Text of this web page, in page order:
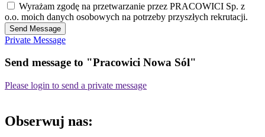
Wyrażam zgodę na przetwarzanie przez PRACOWICI Sp. z
o.o. moich danych osobowych na potrzeby przyszłych rekrutacji.
Send Message
Private Message
Send message to "Pracowici Nowa Sól"
Please login to send a private message
Obserwuj nas: